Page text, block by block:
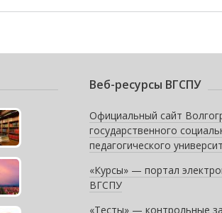
Веб-ресурсы ВГСПУ
Официальный сайт
государственного
педагогического
«Курсы» — портал
ВГСПУ
«Тесты» — контрольные